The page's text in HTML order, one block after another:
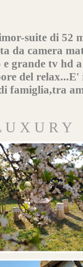
suite di 52
da camera
grande tv hd
del
famiglia,tra
U X U R Y